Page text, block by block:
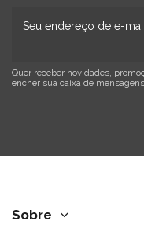
Quer receber novidades,
encher sua caixa de
Sobre